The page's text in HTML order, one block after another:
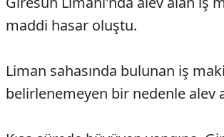
maddi hasar oluştu.
Liman sahasında bulunan iş
belirlenemeyen bir nedenle alev